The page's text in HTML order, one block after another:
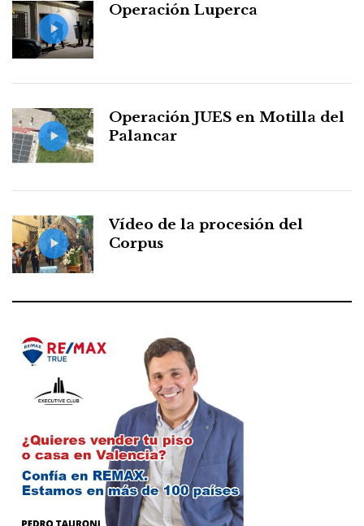
Operación Luperca
Operación JUES en Motilla del
Palancar
Vídeo de la procesión del
Corpus